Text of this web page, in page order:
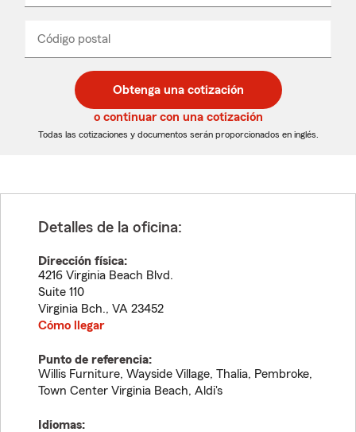
desplegable
Código postal
de
5
dígitos
de
5
dígitos
_____
Obtenga una cotización
o continuar con una cotización
Todas las cotizaciones y documentos serán proporcionados en inglés.
Detalles de la oficina:
Dirección física:
4216 Virginia Beach Blvd.
Suite 110
Virginia Bch., VA 23452
Cómo llegar
Punto de referencia:
Willis Furniture, Wayside Village, Thalia, Pembroke,
Town Center Virginia Beach, Aldi's
Idiomas: